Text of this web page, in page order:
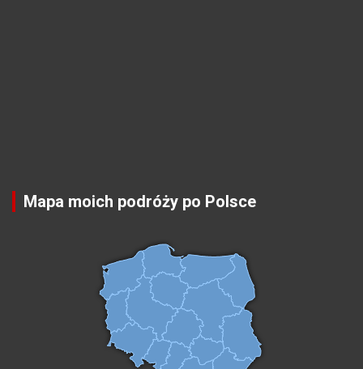
Mapa moich podróży po Polsce